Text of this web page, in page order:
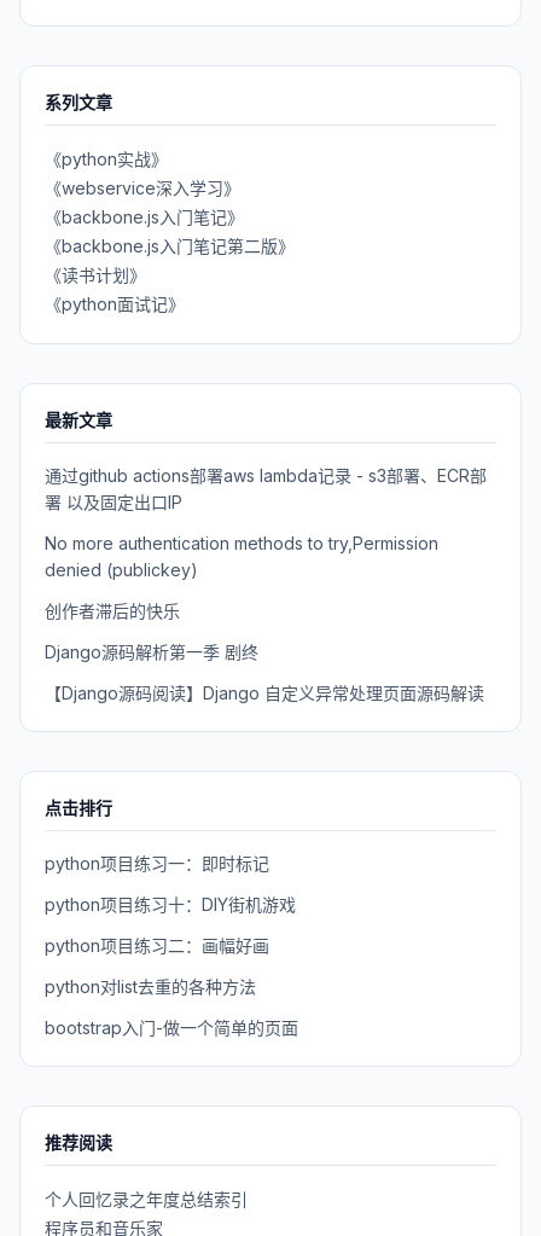
系列文章
《python实战》
《webservice深入学习》
《backbone.js入门笔记》
《backbone.js入门笔记第二版》
《读书计划》
《python面试记》
最新文章
通过github actions部署aws lambda记录 - s3部署、ECR部
署 以及固定出口IP
No more authentication methods to try,Permission
denied (publickey)
创作者滞后的快乐
Django源码解析第一季 剧终
【Django源码阅读】Django 自定义异常处理页面源码解读
点击排行
python项目练习一：即时标记
python项目练习十：DIY街机游戏
python项目练习二：画幅好画
python对list去重的各种方法
bootstrap入门-做一个简单的页面
推荐阅读
个人回忆录之年度总结索引
程序员和音乐家